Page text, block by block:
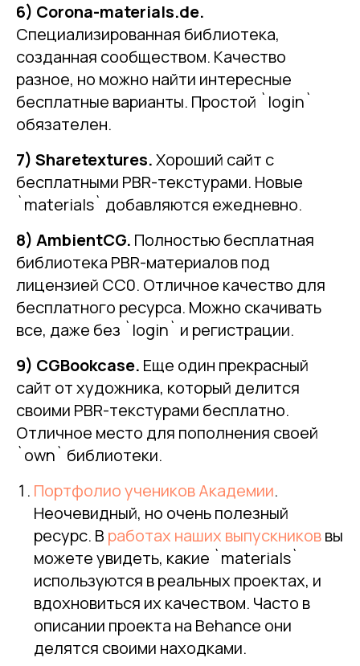
6) Corona-materials.de.
Специализированная библиотека,
созданная сообществом. Качество
разное, но можно найти интересные
бесплатные варианты. Простой `login`
обязателен.
7) Sharetextures.Хороший сайт с
бесплатными PBR-текстурами. Новые
`materials` добавляются ежедневно.
8) AmbientCG. Полностью бесплатная
библиотека PBR-материалов под
лицензией CC0. Отличное качество для
бесплатного ресурса. Можно скачивать
все, даже без `login` и регистрации.
9) CGBookcase. Еще один прекрасный
сайт от художника, который делится
своими PBR-текстурами бесплатно.
Отличное место для пополнения своей
`own` библиотеки.
Портфолио учеников Академии.
Неочевидный, но очень полезный
ресурс. В работах наших выпускниковвы
можете увидеть, какие `materials`
используются в реальных проектах, и
вдохновиться их качеством. Часто в
описании проекта на Behance они
делятся своими находками.